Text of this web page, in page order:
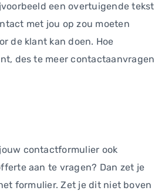
een overtuigende tekst
met jou op zou moeten
de klant kan doen. Hoe
des te meer contactaanvragen
contactformulier ook
aan te vragen? Dan zet je
formulier. Zet je dit niet boven